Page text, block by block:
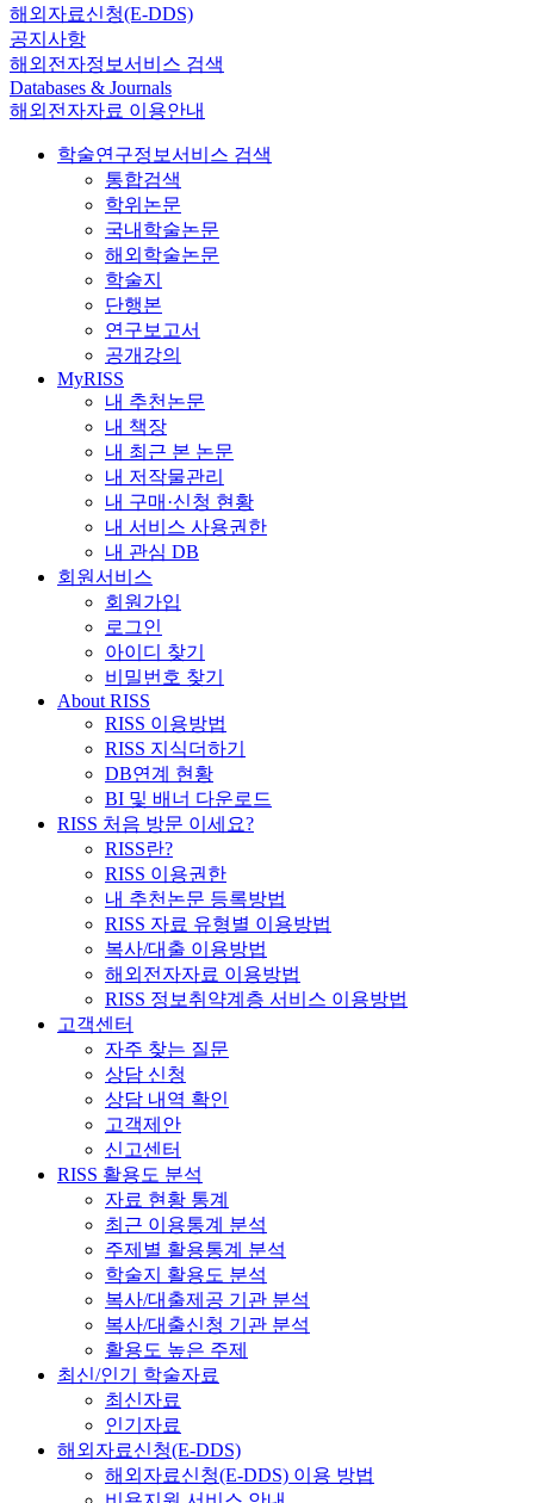
해외자료신청(E-DDS)
공지사항
해외전자정보서비스 검색
Databases & Journals
해외전자자료 이용안내
학술연구정보서비스 검색
통합검색
학위논문
국내학술논문
해외학술논문
학술지
단행본
연구보고서
공개강의
MyRISS
내 추천논문
내 책장
내 최근 본 논문
내 저작물관리
내 구매·신청 현황
내 서비스 사용권한
내 관심 DB
회원서비스
회원가입
로그인
아이디 찾기
비밀번호 찾기
About RISS
RISS 이용방법
RISS 지식더하기
DB연계 현황
BI 및 배너 다운로드
RISS 처음 방문 이세요?
RISS란?
RISS 이용권한
내 추천논문 등록방법
RISS 자료 유형별 이용방법
복사/대출 이용방법
해외전자자료 이용방법
RISS 정보취약계층 서비스 이용방법
고객센터
자주 찾는 질문
상담 신청
상담 내역 확인
고객제안
신고센터
RISS 활용도 분석
자료 현황 통계
최근 이용통계 분석
주제별 활용통계 분석
학술지 활용도 분석
복사/대출제공 기관 분석
복사/대출신청 기관 분석
활용도 높은 주제
최신/인기 학술자료
최신자료
인기자료
해외자료신청(E-DDS)
해외자료신청(E-DDS) 이용 방법